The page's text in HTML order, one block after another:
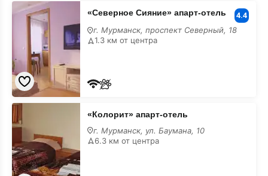
«Северное
Сияние»
апарт-
«Северное Сияние» апарт-отель 4.4
г. Мурманск, проспект Северный, 18
1.3 км от центра
«Колорит»
апарт-
отель
«Колорит» апарт-отель
г. Мурманск, ул. Баумана, 10
6.3 км от центра